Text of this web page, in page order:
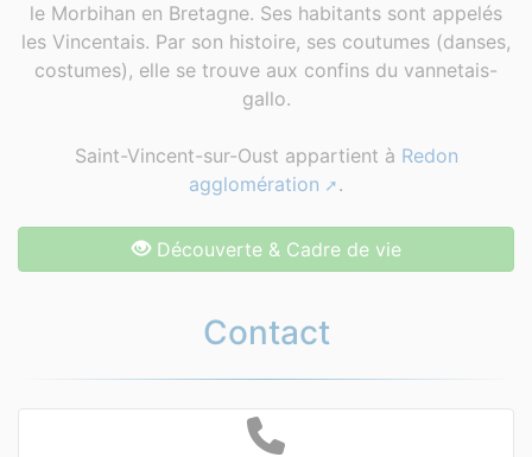
le Morbihan en Bretagne. Ses habitants sont appelés
les Vincentais. Par son histoire, ses coutumes (danses,
costumes), elle se trouve aux confins du vannetais-
gallo.
Saint-Vincent-sur-Oust appartient à Redon
agglomération
.
Découverte & Cadre de vie
Contact